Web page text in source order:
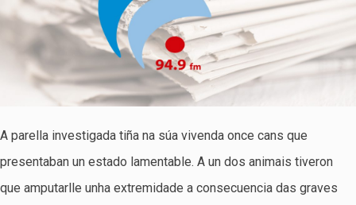
A parella investigada tiña na súa vivenda once cans que
presentaban un estado lamentable. A un dos animais tiveron
que amputarlle unha extremidade a consecuencia das graves